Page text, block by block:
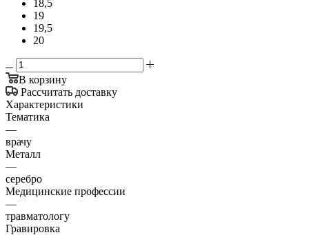
18,5
19
19,5
20
В корзину
Рассчитать доставку
Характеристики
Тематика
—
врачу
Металл
—
серебро
Медицинские профессии
—
травматологу
Гравировка